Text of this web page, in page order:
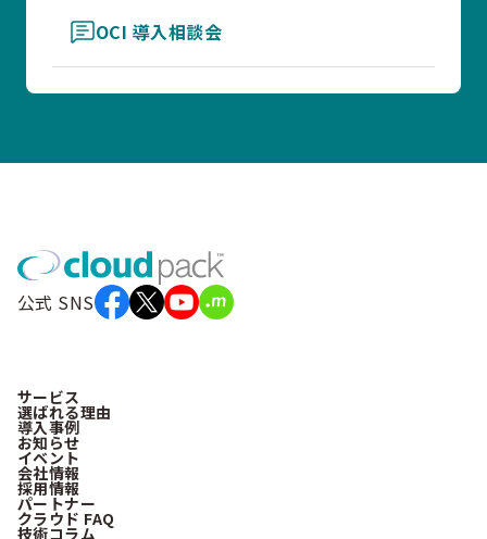
OCI 導入相談会
公式 SNS
サービス
選ばれる理由
導入事例
お知らせ
イベント
会社情報
採用情報
パートナー
クラウド FAQ
技術コラム